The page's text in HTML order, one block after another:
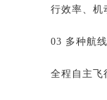
行效率、机
03 多种航
全程自主飞